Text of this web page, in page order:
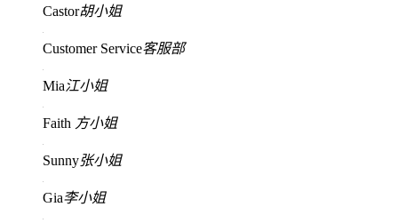
Castor胡小姐
Customer Service客服部
Mia江小姐
Faith 方小姐
Sunny张小姐
Gia李小姐